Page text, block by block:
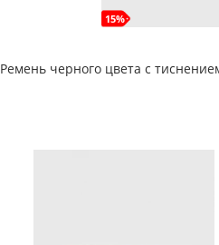
15%
Ремень черного цвета с